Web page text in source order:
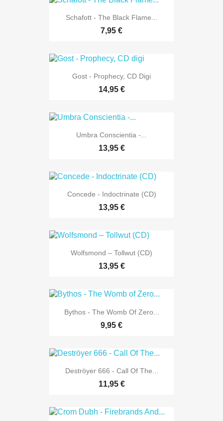
Schafott - The Black Flame...
7,95 €
Gost - Prophecy, CD Digi
14,95 €
Umbra Conscientia -...
13,95 €
Concede - Indoctrinate (CD)
13,95 €
Wolfsmond ‎– Tollwut (CD)
13,95 €
Bythos - The Womb Of Zero...
9,95 €
Deströyer 666 - Call Of The...
11,95 €